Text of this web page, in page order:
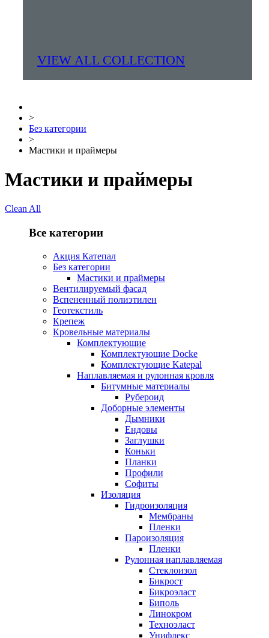
VIEW ALL COLLECTION
>
Без категории
>
Мастики и праймеры
Мастики и праймеры
Clean All
Все категории
Акция Катепал
Без категории
Мастики и праймеры
Вентилируемый фасад
Вспененный полиэтилен
Геотекстиль
Крепеж
Кровельные материалы
Комплектующие
Комплектующие Docke
Комплектующие Katepal
Наплавляемая и рулонная кровля
Битумные материалы
Рубероид
Доборные элементы
Дымники
Ендовы
Заглушки
Коньки
Планки
Профили
Софиты
Изоляция
Гидроизоляция
Мембраны
Пленки
Пароизоляция
Пленки
Рулонная наплавляемая
Cтеклоизол
Бикрост
Бикроэласт
Биполь
Линокром
Техноэласт
Унифлекс